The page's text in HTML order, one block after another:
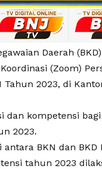
Daerah
(Zoom)
2023, di
kompetensi bagi
2023.
BKN dan BKD
tahun 2023